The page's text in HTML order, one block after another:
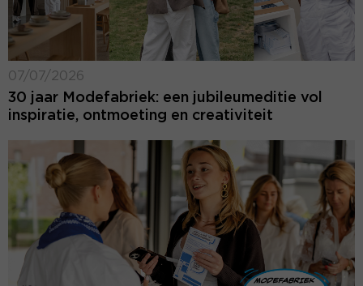
07/07/2026
30 jaar Modefabriek: een jubileumeditie vol
inspiratie, ontmoeting en creativiteit